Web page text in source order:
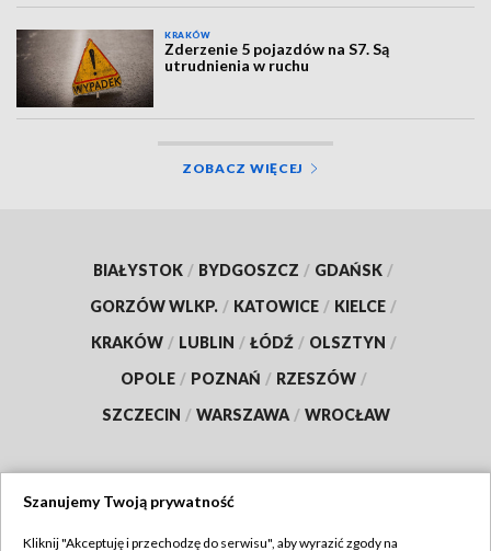
KRAKÓW
Zderzenie 5 pojazdów na S7. Są
utrudnienia w ruchu
ZOBACZ WIĘCEJ
BIAŁYSTOK / BYDGOSZCZ / GDAŃSK /
GORZÓW WLKP. / KATOWICE / KIELCE /
KRAKÓW / LUBLIN / ŁÓDŹ / OLSZTYN /
OPOLE / POZNAŃ / RZESZÓW /
SZCZECIN / WARSZAWA / WROCŁAW
Szanujemy Twoją prywatność
Kliknij "Akceptuję i przechodzę do serwisu", aby wyrazić zgody na